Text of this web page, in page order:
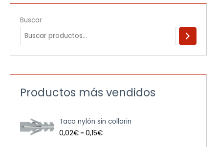
Buscar
Productos más vendidos
Taco nylón sin collarin
0,02€ - 0,15€
a
n